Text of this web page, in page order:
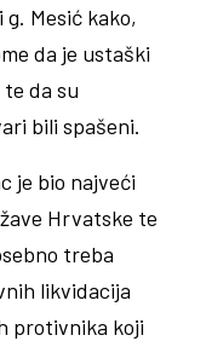
Mesić kako,
da je ustaški
da su
bili spašeni.
je bio najveći
Hrvatske te
treba
likvidacija
protivnika koji